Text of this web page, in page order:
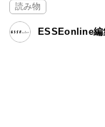
読み物
ESSEonline編